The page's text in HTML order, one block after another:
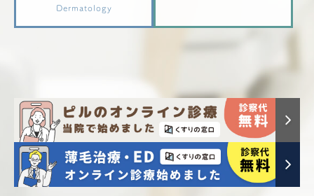
Dermatology